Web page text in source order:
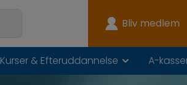
Bliv medlem
Kurser & Efteruddannelse A-